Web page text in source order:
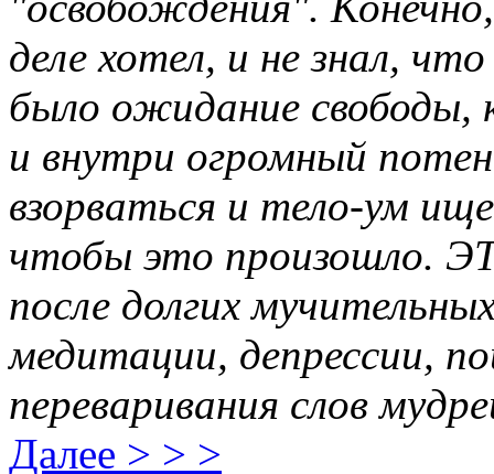
деле хотел, и не знал,
было ожидание свободы,
и внутри огромный
взорваться и тело-ум
чтобы это произошло.
после долгих
медитации, депрессии,
переваривания слов
Далее > > >